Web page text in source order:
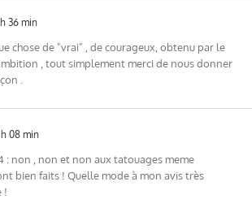
36 min
chose de "vrai" , de courageux, obtenu par le
, tout simplement merci de nous donner
.
08 min
: non , non et non aux tatouages meme
bien faits ! Quelle mode à mon avis très
!